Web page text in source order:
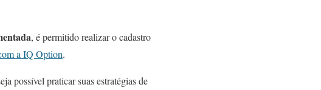
, é permitido realizar o cadastro
a IQ Option.
possível praticar suas estratégias de